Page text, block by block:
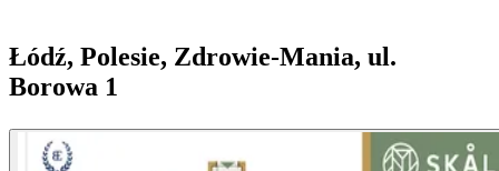
Łódź, Polesie, Zdrowie-Mania, ul.
Borowa 1